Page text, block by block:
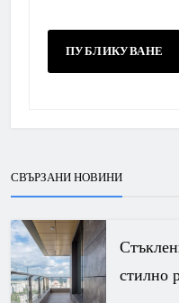
СВЪРЗАНИ НОВИНИ
стилно